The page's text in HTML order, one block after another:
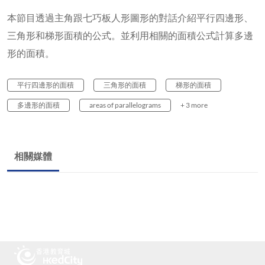
本節目透過主角跟七巧板人形圖形的對話介紹平行四邊形、
三角形和梯形面積的公式。並利用相關的面積公式計算多邊
形的面積。
平行四邊形的面積 三角形的面積 梯形的面積
多邊形的面積 areas of parallelograms + 3 more
相關媒體